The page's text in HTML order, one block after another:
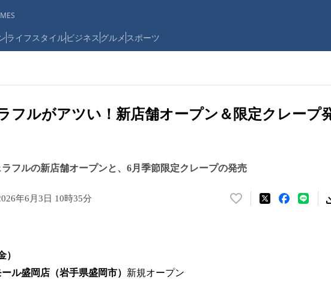
ライフスタイルビジネス グルメ スポーツ
フルがアツい！新店舗オープン＆限定クレープ
フルの新店舗オープンと、6月季節限定クレープの発売
年6月3日 10時35分
い
）
ル盛岡店（岩手県盛岡市） 新規オープン